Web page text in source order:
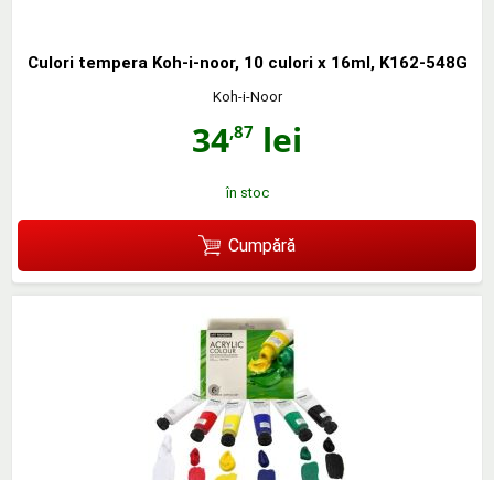
Culori tempera Koh-i-noor, 10 culori x 16ml, K162-548G
Koh-i-Noor
34,87 lei
în stoc
Cumpără